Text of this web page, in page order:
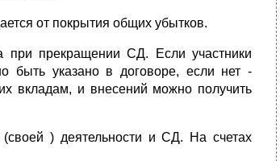
от покрытия общих убытков.
при прекращении СД. Если участники
быть указано в договоре, если нет -
вкладам, и внесений можно получить
(своей ) деятельности и СД. На счетах